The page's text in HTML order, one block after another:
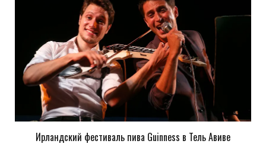
Ирландский фестиваль пива Guinness в Тель Авиве